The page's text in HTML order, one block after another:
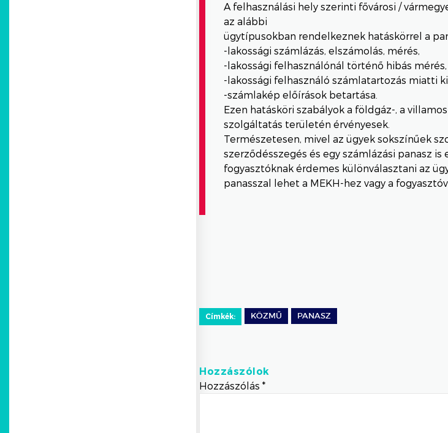
A felhasználási hely szerinti fővárosi /
az alábbi
ügytípusokban rendelkeznek hatáskörrel a
-lakossági számlázás, elszámolás, mérés,
-lakossági felhasználónál történő hibás mérés,
-lakossági felhasználó számlatartozás miatti
-számlakép előírások betartása.
Ezen hatásköri szabályok a földgáz-, a
szolgáltatás területén érvényesek.
Természetesen, mivel az ügyek sokszínűek
szerződésszegés és egy számlázási panasz is
fogyasztóknak érdemes különválasztani az
panasszal lehet a MEKH-hez vagy a
Címkék: KÖZMŰ PANASZ
Hozzászólok
Hozzászólás *